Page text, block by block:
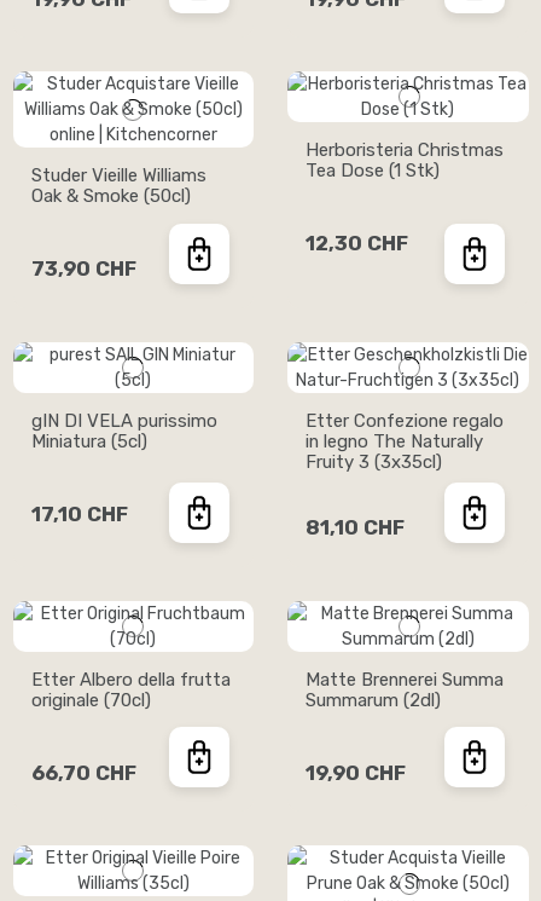
Studer Vieille Williams
Oak & Smoke (50cl)
73,90 CHF
Herboristeria Christmas
Tea Dose (1 Stk)
12,30 CHF
gIN DI VELA purissimo
Miniatura (5cl)
17,10 CHF
Etter Confezione regalo
in legno The Naturally
Fruity 3 (3x35cl)
81,10 CHF
Etter Albero della frutta
originale (70cl)
66,70 CHF
Matte Brennerei Summa
Summarum (2dl)
19,90 CHF